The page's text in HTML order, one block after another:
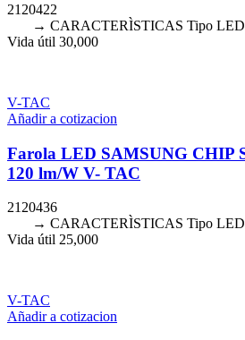
2120422
→ CARACTERÌSTICAS Tipo LED
Vida útil 30,000
V-TAC
Añadir a cotizacion
Farola LED SAMSUNG CHIP
120 lm/W V- TAC
2120436
→ CARACTERÌSTICAS Tipo LED
Vida útil 25,000
V-TAC
Añadir a cotizacion